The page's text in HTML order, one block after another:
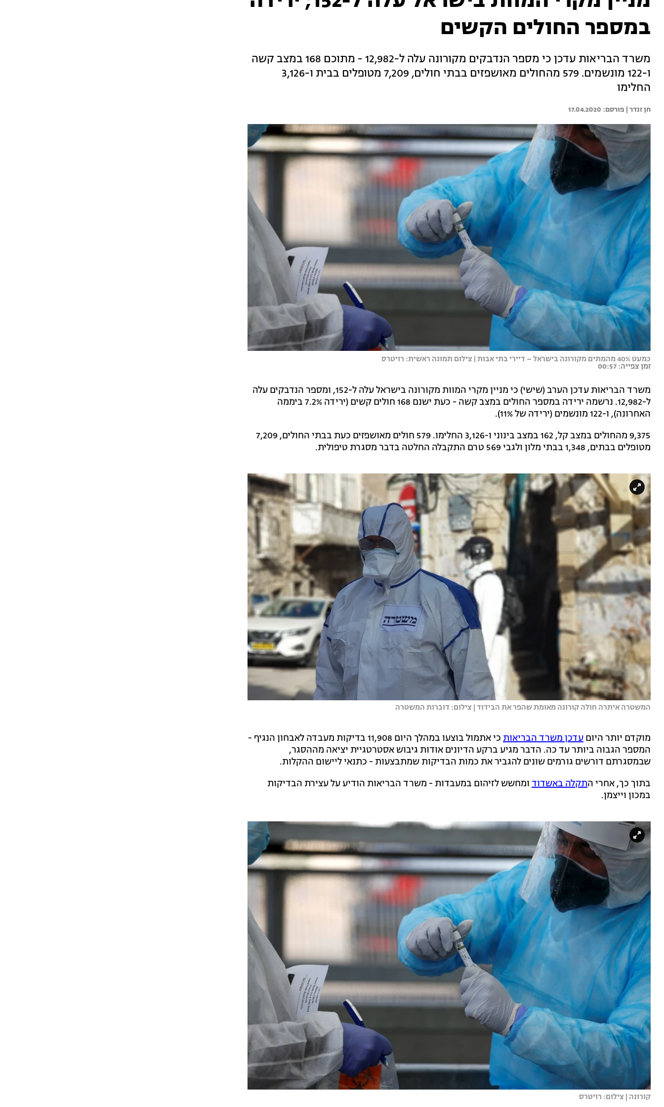
במספר החולים הקשים
משרד הבריאות עדכן כי מספר הנדבקים מקורונה עלה ל-12,982 - מתוכם 168 במצב קשה
ו-122 מונשמים. 579 מהחולים מאושפזים בבתי חולים, 7,209 מטופלים בבית ו-3,126
החלימו
חן זנדר | 17.04.2020
כמעט 40% מהמתים מקורונה בישראל – דיירי בתי אבות | צילום תמונה ראשית: רויטרס
זמן צפייה: 00:57
משרד הבריאות עדכן הערב (שישי) כי מניין מקרי המוות מקורונה בישראל עלה ל-152, ומספר הנדבקים עלה
ל-12,982. נרשמה ירידה במספר החולים במצב קשה - כעת ישנם 168 חולים קשים (ירידה 7.2% ביממה
האחרונה), ו-122 מונשמים (ירידה של 11%).
9,375 מהחולים במצב קל, 162 במצב בינוני ו-3,126 החלימו. 579 חולים מאושפזים כעת בבתי החולים, 7,209
מטופלים בבתים, 1,348 בבתי מלון ולגבי 569 טרם התקבלה החלטה בדבר מסגרת טיפולית.
המשטרה איתרה חולה קורונה מאומת שהפר את הבידוד | צילום: דוברות המשטרה
מוקדם יותר היום עדכן משרד הבריאות
כי אתמול בוצעו במהלך היום 11,908 בדיקות מעבדה לאבחון הנגיף -
המספר הגבוה ביותר עד כה. הדבר מגיע ברקע הדיונים אודות גיבוש אסטרטגיית יציאה מההסגר,
שבמסגרתם דורשים גורמים שונים להגביר את כמות הבדיקות שמתבצעות - כתנאי ליישום ההקלות.
בתוך כך, אחרי התקלה באשדוד ומחשש לזיהום במעבדות - משרד הבריאות הודיע על עצירת הבדיקות
במכון וייצמן.
קורונה | צילום: רויטרס